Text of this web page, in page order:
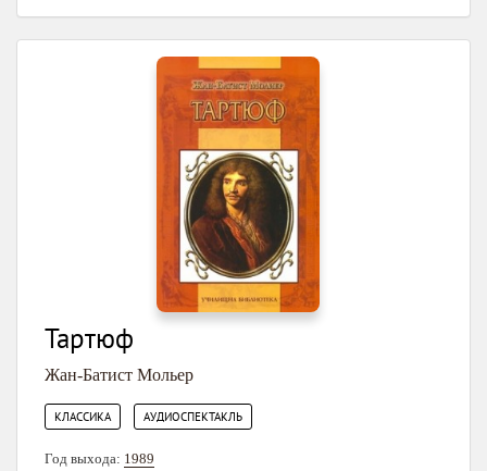
Тартюф
Жан-Батист Мольер
КЛАССИКА АУДИОСПЕКТАКЛЬ
Год выхода: 1989